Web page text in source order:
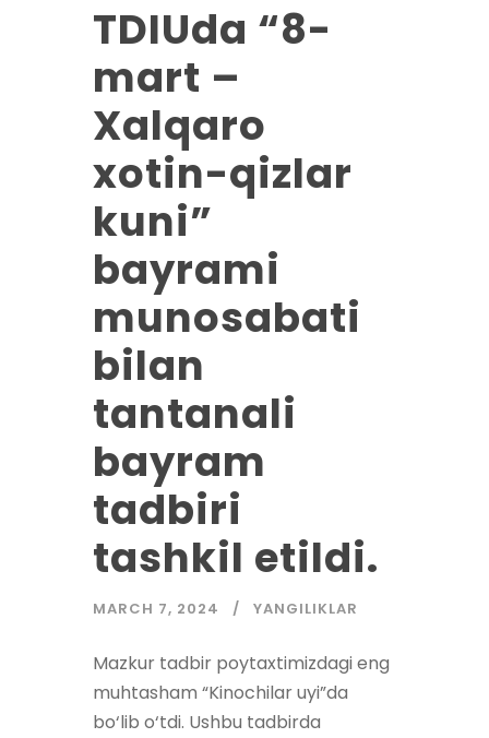
TDIUda “8-
mart –
Xalqaro
xotin-qizlar
kuni”
bayrami
munosabati
bilan
tantanali
bayram
tadbiri
tashkil etildi.
MARCH 7, 2024 YANGILIKLAR
Mazkur tadbir poytaxtimizdagi eng
muhtasham “Kinochilar uyi”da
bo‘lib o‘tdi. Ushbu tadbirda